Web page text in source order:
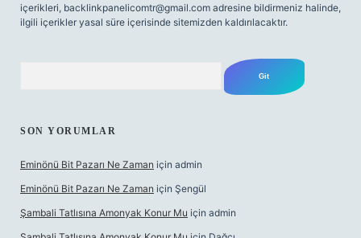
içerikleri, backlinkpanelicomtr@gmail.com adresine bildirmeniz halinde,
ilgili içerikler yasal süre içerisinde sitemizden kaldırılacaktır.
SON YORUMLAR
Eminönü Bit Pazarı Ne Zaman için admin
Eminönü Bit Pazarı Ne Zaman için Şengül
Şambali Tatlısına Amonyak Konur Mu için admin